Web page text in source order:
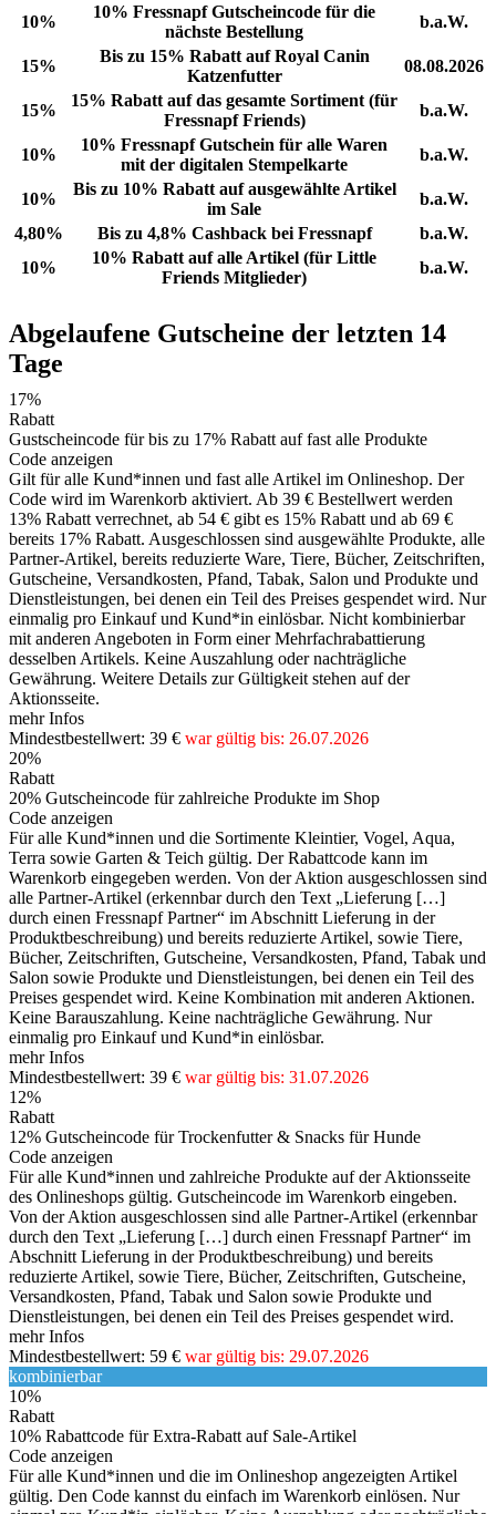
10%
10% Fressnapf Gutscheincode für die
nächste Bestellung
b.a.W.
15%
Bis zu 15% Rabatt auf Royal Canin
Katzenfutter
08.08.2026
15%
15% Rabatt auf das gesamte Sortiment (für
Fressnapf Friends)
b.a.W.
10%
10% Fressnapf Gutschein für alle Waren
mit der digitalen Stempelkarte
b.a.W.
10%
Bis zu 10% Rabatt auf ausgewählte Artikel
im Sale
b.a.W.
4,80%
Bis zu 4,8% Cashback bei Fressnapf
b.a.W.
10%
10% Rabatt auf alle Artikel (für Little
Friends Mitglieder)
b.a.W.
Abgelaufene Gutscheine der letzten 14
Tage
17%
Rabatt
Gustscheincode für bis zu 17% Rabatt auf fast alle Produkte
Code anzeigen
Gilt für alle Kund*innen und fast alle Artikel im Onlineshop. Der
Code wird im Warenkorb aktiviert. Ab 39 € Bestellwert werden
13% Rabatt verrechnet, ab 54 € gibt es 15% Rabatt und ab 69 €
bereits 17% Rabatt. Ausgeschlossen sind ausgewählte Produkte, alle
Partner-Artikel, bereits reduzierte Ware, Tiere, Bücher, Zeitschriften,
Gutscheine, Versandkosten, Pfand, Tabak, Salon und Produkte und
Dienstleistungen, bei denen ein Teil des Preises gespendet wird. Nur
einmalig pro Einkauf und Kund*in einlösbar. Nicht kombinierbar
mit anderen Angeboten in Form einer Mehrfachrabattierung
desselben Artikels. Keine Auszahlung oder nachträgliche
Gewährung. Weitere Details zur Gültigkeit stehen auf der
Aktionsseite.
mehr Infos
Mindestbestellwert: 39 € war gültig bis: 26.07.2026
20%
Rabatt
20% Gutscheincode für zahlreiche Produkte im Shop
Code anzeigen
Für alle Kund*innen und die Sortimente Kleintier, Vogel, Aqua,
Terra sowie Garten & Teich gültig. Der Rabattcode kann im
Warenkorb eingegeben werden. Von der Aktion ausgeschlossen sind
alle Partner-Artikel (erkennbar durch den Text „Lieferung […]
durch einen Fressnapf Partner“ im Abschnitt Lieferung in der
Produktbeschreibung) und bereits reduzierte Artikel, sowie Tiere,
Bücher, Zeitschriften, Gutscheine, Versandkosten, Pfand, Tabak und
Salon sowie Produkte und Dienstleistungen, bei denen ein Teil des
Preises gespendet wird. Keine Kombination mit anderen Aktionen.
Keine Barauszahlung. Keine nachträgliche Gewährung. Nur
einmalig pro Einkauf und Kund*in einlösbar.
mehr Infos
Mindestbestellwert: 39 € war gültig bis: 31.07.2026
12%
Rabatt
12% Gutscheincode für Trockenfutter & Snacks für Hunde
Code anzeigen
Für alle Kund*innen und zahlreiche Produkte auf der Aktionsseite
des Onlineshops gültig. Gutscheincode im Warenkorb eingeben.
Von der Aktion ausgeschlossen sind alle Partner-Artikel (erkennbar
durch den Text „Lieferung […] durch einen Fressnapf Partner“ im
Abschnitt Lieferung in der Produktbeschreibung) und bereits
reduzierte Artikel, sowie Tiere, Bücher, Zeitschriften, Gutscheine,
Versandkosten, Pfand, Tabak und Salon sowie Produkte und
Dienstleistungen, bei denen ein Teil des Preises gespendet wird.
mehr Infos
Mindestbestellwert: 59 € war gültig bis: 29.07.2026
kombinierbar
10%
Rabatt
10% Rabattcode für Extra-Rabatt auf Sale-Artikel
Code anzeigen
Für alle Kund*innen und die im Onlineshop angezeigten Artikel
gültig. Den Code kannst du einfach im Warenkorb einlösen. Nur